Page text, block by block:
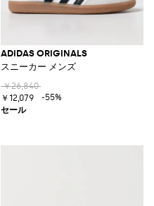
ADIDAS ORIGINALS
スニーカー メンズ
￥26,840
￥12,079
-55%